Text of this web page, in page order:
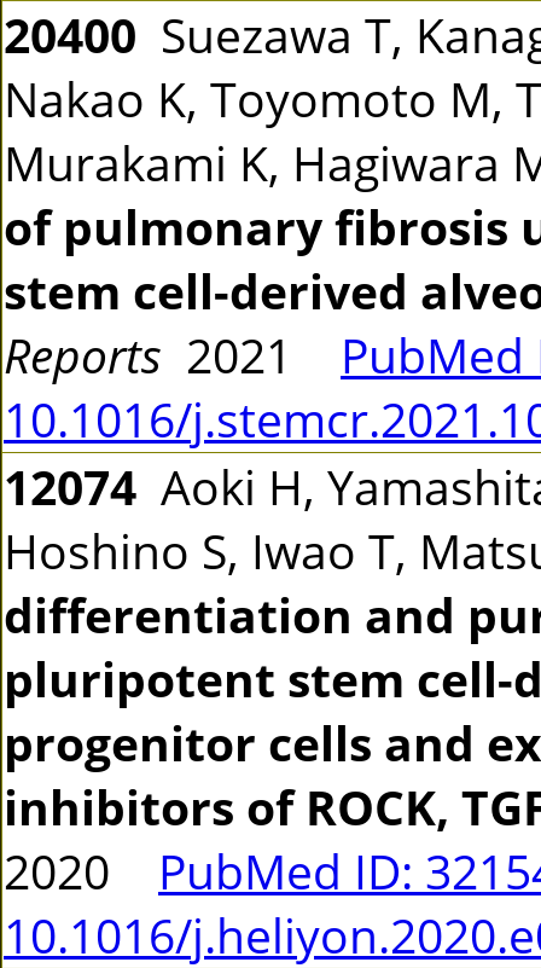
20400 Suezawa T,
Nakao K, Toyomoto M,
Murakami K, Hagiwara
of pulmonary fibrosis
stem cell-derived
Reports 2021
10.1016/
12074 Aoki H,
Hoshino S, Iwao T,
differentiation and
pluripotent stem cell-
progenitor cells and
inhibitors of ROCK,
2020 PubMed ID:
10.1016/